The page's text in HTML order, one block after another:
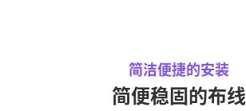
简洁便捷的安装
简便稳固的布线